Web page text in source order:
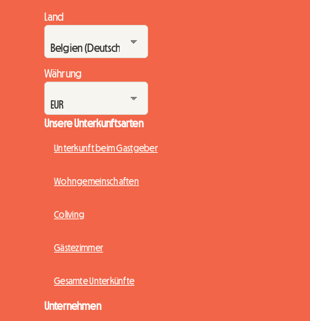
Land
Währung
Unsere Unterkunftsarten
Unterkunft beim Gastgeber
Wohngemeinschaften
Coliving
Gästezimmer
Gesamte Unterkünfte
Unternehmen